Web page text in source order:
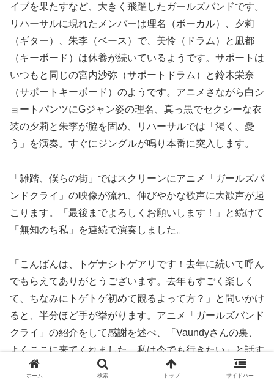
イブを果たすなど、大きく飛躍したガールズバンドです。
リハーサルに現れたメンバーは理名（ボーカル）、夕莉
（ギター）、朱李（ベース）で、美怜（ドラム）と凪都
（キーボード）は休養が続いているようです。サポートは
いつもと同じの宮内沙弥（サポートドラム）と鈴木栄奈
（サポートキーボード）のようです。アニメさながら白シ
ョートパンツにGジャン姿の理名、真っ黒でセクシーな衣
装の夕莉と朱李が脇を固め、リハーサルでは「渇く、憂
う」を演奏。すぐにジングルが鳴り本番に突入します。
「雑踏、僕らの街」ではスクリーンにアニメ「ガールズバ
ンドクライ」の映像が流れ、伸びやかな歌声に大歓声が起
こります。「最後までよろしくお願いします！」と続けて
「無知のち私」を連続で演奏しました。
「こんばんは、トゲナシトゲアリです！去年に続いて呼ん
でもらえてありがとうございます。去年もすごく楽しく
て、ちなみにトゲトゲ初めて観るよって方？」と問いかけ
ると、半分ほど手が挙がります。アニメ「ガールズバンド
クライ」の紹介をして感謝を述べ、「Vaundyさんの裏、
よくここに来てくれました。私は今でも行きたい」と話す
と、夕莉が「あなたボーカルなんで！」と突っ込み、笑い
ホーム 検索 トップ サイドバー